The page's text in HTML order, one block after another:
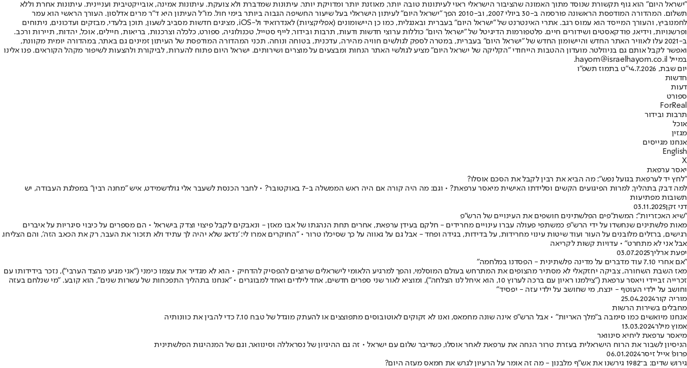
"ישראל היום" הוא גוף תקשורת שנוסד מתוך האמונה שהציבור הישראלי ראוי לעיתונות טובה יותר, מאוזנת יותר ומדויקת יותר. עיתונות שמדברת ולא צועקת. עיתונות אמינה, אובייקטיבית ועניינית. עיתונות אחרת וללא
תשלום. המהדורה המודפסת הראשונה פורסמה ב-30 ביולי 2007, וב-2010 הפך "ישראל היום" לעיתון הישראלי בעל שיעור החשיפה הגבוה ביותר בימי חול. מו"ל העיתון היא ד"ר מרים אדלסון. העורך הראשי הוא עמר
לחמנוביץ, והעורך המייסד הוא עמוס רגב. אתרי האינטרנט של "ישראל היום" בעברית ובאנגלית, כמו כן היישומונים (אפליקציות) לאנדרואיד ול-iOS, מציגים חדשות מסביב לשעון, תוכן בלעדי, מבזקים ועדכונים, ניתוחים
ופרשנויות, וידיאו, פודקאסטים ושידורים חיים. פלטפורמות הדיגיטל של "ישראל היום" כוללות ערוצי חדשות ודעות, תרבות ובידור, לייף סטייל, טכנולוגיה, ספורט, כלכלה וצרכנות, בריאות, חיילים, אוכל, יהדות, תיירות ורכב.
ב-2021 עלו לאוויר האתר החדש והיישומון החדש של "ישראל היום" בעברית, במטרה לספק לגולשים חוויה מהירה, עדכנית, בטוחה ונוחה. תכני המהדורה המודפסת של העיתון זמינים גם באתר, במהדורה יומית מקוונת,
ואפשר לקבל אותם גם בניוזלטר. מועדון ההטבות הייחודי "הקליקה של ישראל היום" מציע לגולשי האתר הנחות ומבצעים על מוצרים ושירותים. ישראל היום פתוח להערות, לביקורת ולהצעות לשיפור מקהל הקוראים. פנו אלינו
במייל hayom@israelhayom.co.il.
יום שבת, 4.7.2026
י"ט בתמוז תשפ"ו
חדשות
דעות
ספורט
ForReal
תרבות ובידור
אוכל
מגזין
אנחנו מגייסים
English
X
יאסר ערפאת
"לחץ יד לערפאת בגועל נפש": מה הביא את רבין לקבל את הסכם אוסלו?
למה דבק בתהליך, למרות הפיגועים הקשים וסלידתו האישית מיאסר ערפאת? • וגם: מה היה קורה אם היה ראש הממשלה ב-7 באוקטובר? • לחבר הכנסת לשעבר אלי גולדשמידט, איש "מחנה רבין" במפלגת העבודה, יש
תשובות מפתיעות
דני זקן03.11.2025
"שיא האכזריות": המשת"פים הפלשתינים חושפים את העינויים של הרש"פ
מאות פלשתינים שנחשדו על ידי הרש"פ כמשתפי פעולה עברו עינויים מחרידים - חלקם בעידן ערפאת, אחרים תחת הנהגתו של אבו מאזן - ונאבקים לקבל פיצוי וצדק בישראל • הם מספרים על כיבוי סיגריות על איברים
רגישים, ברזלים מלובנים על העור ועוד שיטות עינוי מחרידות, על בדידות, בגידה ופחד - אבל גם על גאווה על כך שסיכלו טרור • "החוקרים אמרו לי: 'נדאג שלא יהיה לך עתיד ולא תזכור את העבר, רק את הכאב הזה', והם הצליחו.
אבל אני לא מתחרט" • עדויות קשות לקריאה
יפעת ארליך03.07.2025
"אם אחרי 7.10 עוד מדברים על מדינה פלשתינית - הפסדנו במלחמה"
מאז השבת השחורה, צביקה יחזקאלי לא מסתיר מהצופים את המתרחש בעולם המוסלמי, והפך למרגיע הלאומי לישראלים שרוצים להפסיק להדחיק • הוא לא מגדיר את עצמו כימני ("אני מגיע מהצד הערבי"), נזכר בידידותו עם
זכרייה זביידי ויאסר ערפאת ("צילמנו ראיון עם ברכה לערוץ 10, הוא איחל לנו הצלחה"), ומוציא לאור שני ספרים חדשים, אחד לילדים ואחד למבוגרים • "אנחנו בתהליך התפכחות של עשרות שנים", הוא קובע. "מי שנלחם בעזה
וחושב על ילדי העוטף - ינצח, מי שחושב על ילדי עזה - יפסיד"
מוריה קור25.04.2024
מחבלים בשירות הרשות
אנחנו מיואשים כמו סימבה ב"מלך האריות" • אבל הרש"פ אינה שונה מחמאס, ואנו לא זקוקים לאוטובוסים מתפוצצים או להעתק מוגדל של טבח 7.10 כדי להבין את כוונותיה
אמוץ מילר13.03.2024
מיאסר ערפאת ליחיא סינוואר
הניסיון לשבור את הרוח הישראלית בעזרת טרור הנחה את ערפאת לאחר אוסלו, כשדיבר שלום עם ישראל • זה גם ההיגיון של נסראללה וסינוואר, וגם של המנהיגות הפלשתינית
פרופ' אייל זיסר06.01.2024
גירוש שדים: ב־1982 גירשנו את אש"ף מלבנון - מה זה אומר על הרעיון לגרש את חמאס מעזה היום?